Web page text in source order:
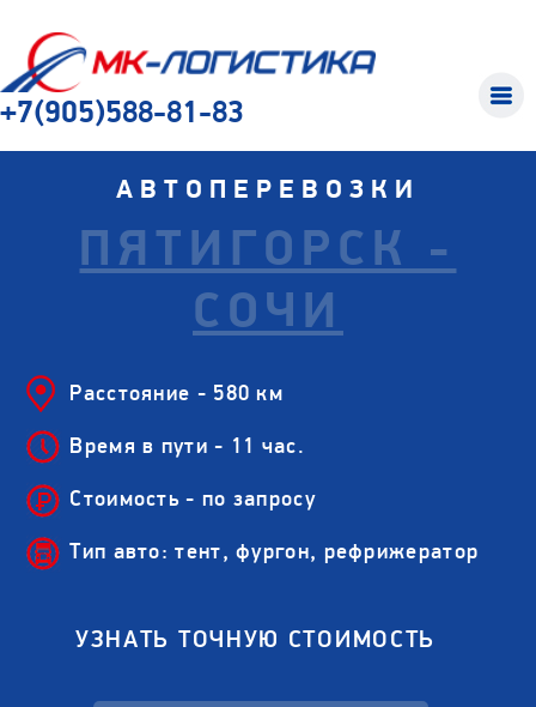
+7(905)588-81-83
АВТОПЕРЕВОЗКИ
ПЯТИГОРСК -
СОЧИ
Расстояние - 580 км
Время в пути - 11 час.
Стоимость - по запросу
Тип авто: тент, фургон, рефрижератор
УЗНАТЬ ТОЧНУЮ СТОИМОСТЬ